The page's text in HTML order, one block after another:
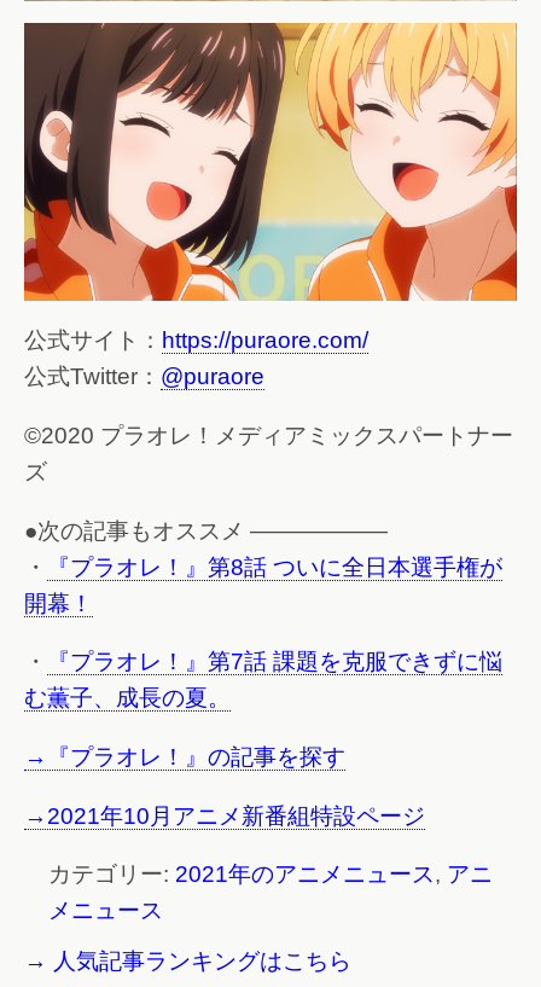
公式サイト： https://puraore.com/
公式Twitter： @puraore
©2020 プラオレ！メディアミックスパートナー
ズ
●次の記事もオススメ ——————
・
『プラオレ！』第8話 ついに全日本選手権が
開幕！
・
『プラオレ！』第7話 課題を克服できずに悩
む薫子、成長の夏。
→『プラオレ！』の記事を探す
→2021年10月アニメ新番組特設ページ
カテゴリー: 2021年のアニメニュース, アニ
メニュース
→ 人気記事ランキングはこちら